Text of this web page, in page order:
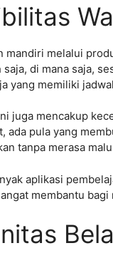
mandiri melalui
saja, di mana saja,
yang memiliki
juga mencakup
ada pula yang
tanpa merasa
aplikasi
membantu